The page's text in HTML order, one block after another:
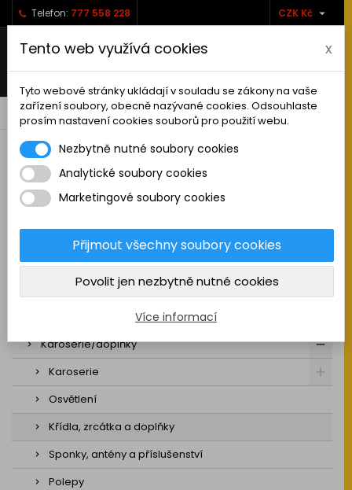
Telefon: 777 558 228 CZK Kč 
   shopping_cart0
RC AUTA
Sestavená auta elektro
Stavebnice aut elektro
Auta na spalovací motor
Náhradní díly
Karoserie/doplňky
Karoserie
Osvětlení
Křídla, zrcátka a doplňky
Sponky, antény a příslušenství
Polepy
Tento web využívá cookies x
Tyto webové stránky ukládají v souladu se zákony na vaše
zařízení soubory, obecně nazývané cookies. Odsouhlaste
prosím nastavení cookies souborů pro použití webu.
Nezbytně nutné soubory cookies
Analytické soubory cookies
Marketingové soubory cookies
Přijmout všechny soubory cookies
Povolit jen nezbytně nutné cookies
Více informací